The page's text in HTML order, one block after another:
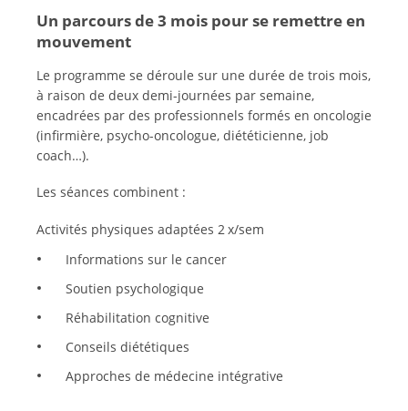
Un parcours de 3 mois pour se remettre en
mouvement
Le programme se déroule sur une durée de trois mois,
à raison de deux demi-journées par semaine,
encadrées par des professionnels formés en oncologie
(infirmière, psycho-oncologue, diététicienne, job
coach…).
Les séances combinent :
Activités physiques adaptées 2 x/sem
Informations sur le cancer
Soutien psychologique
Réhabilitation cognitive
Conseils diététiques
Approches de médecine intégrative